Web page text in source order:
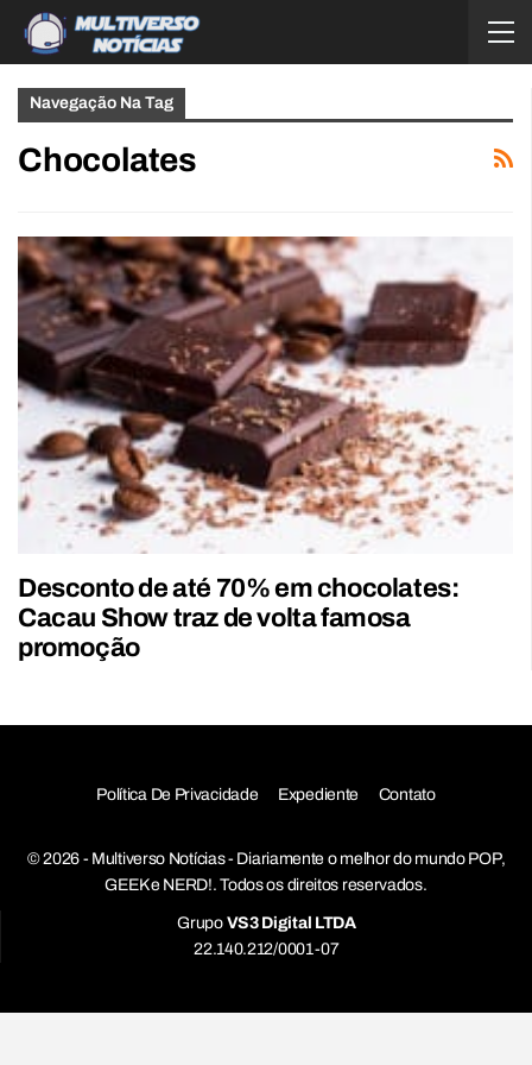
Navegação Na Tag
Chocolates
Desconto de até 70% em chocolates:
Cacau Show traz de volta famosa
promoção
Política De Privacidade Expediente Contato
© 2026 - Multiverso Notícias - Diariamente o melhor do mundo POP,
GEEK e NERD!. Todos os direitos reservados.
Grupo VS3 Digital LTDA
22.140.212/0001-07